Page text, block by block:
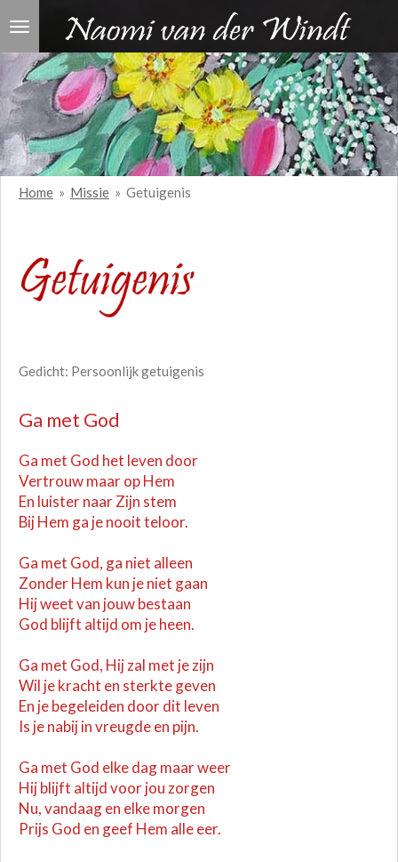
Ga
naar
de
hoofdinhoud
Home » Missie » Getuigenis
Gedicht: Persoonlijk getuigenis
Ga met God
Ga met God het leven door
Vertrouw maar op Hem
En luister naar Zijn stem
Bij Hem ga je nooit teloor.
Ga met God, ga niet alleen
Zonder Hem kun je niet gaan
Hij weet van jouw bestaan
God blijft altijd om je heen.
Ga met God, Hij zal met je zijn
Wil je kracht en sterkte geven
En je begeleiden door dit leven
Is je nabij in vreugde en pijn.
Ga met God elke dag maar weer
Hij blijft altijd voor jou zorgen
Nu, vandaag en elke morgen
Prijs God en geef Hem alle eer.